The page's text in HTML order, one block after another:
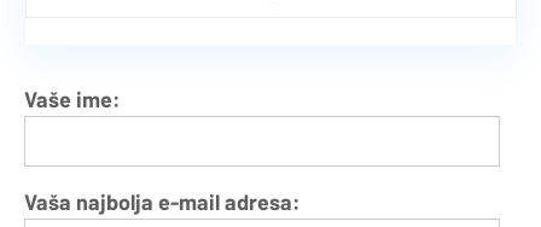
Vaše ime:
Vaša najbolja e-mail adresa: